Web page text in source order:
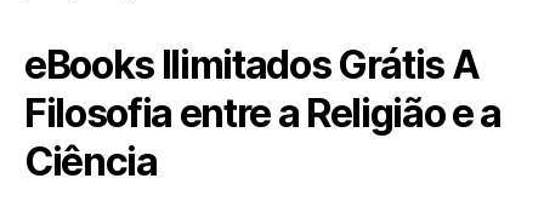
eBooks Ilimitados Grátis A
Filosofia entre a Religião e a
Ciência